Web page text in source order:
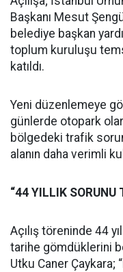
Başkanı Mesut
belediye başkan
toplum kuruluşu
katıldı.
Yeni düzenlemeye
günlerde otopark
bölgedeki trafik
alanın daha verimli
“44 YILLIK SORUNU
Açılış töreninde 44
tarihe gömdüklerini
Utku Caner Çaykara;